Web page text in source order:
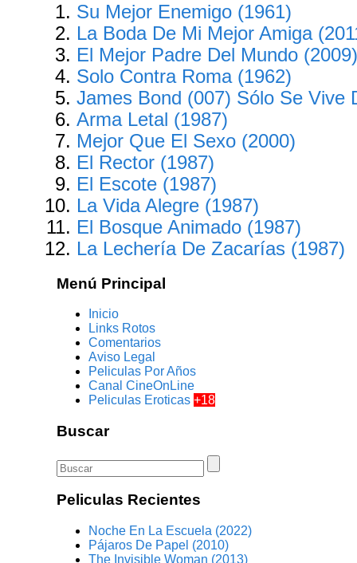
Su Mejor Enemigo (1961)
La Boda De Mi Mejor Amiga
El Mejor Padre Del Mundo
Solo Contra Roma (1962)
James Bond (007) Sólo Se Vive
Arma Letal (1987)
Mejor Que El Sexo (2000)
El Rector (1987)
El Escote (1987)
La Vida Alegre (1987)
El Bosque Animado (1987)
La Lechería De Zacarías (1987)
Menú Principal
Inicio
Links Rotos
Comentarios
Aviso Legal
Peliculas Por Años
Canal CineOnLine
Peliculas Eroticas+18
Buscar
Peliculas Recientes
Noche En La Escuela (2022)
Pájaros De Papel (2010)
The Invisible Woman (2013)